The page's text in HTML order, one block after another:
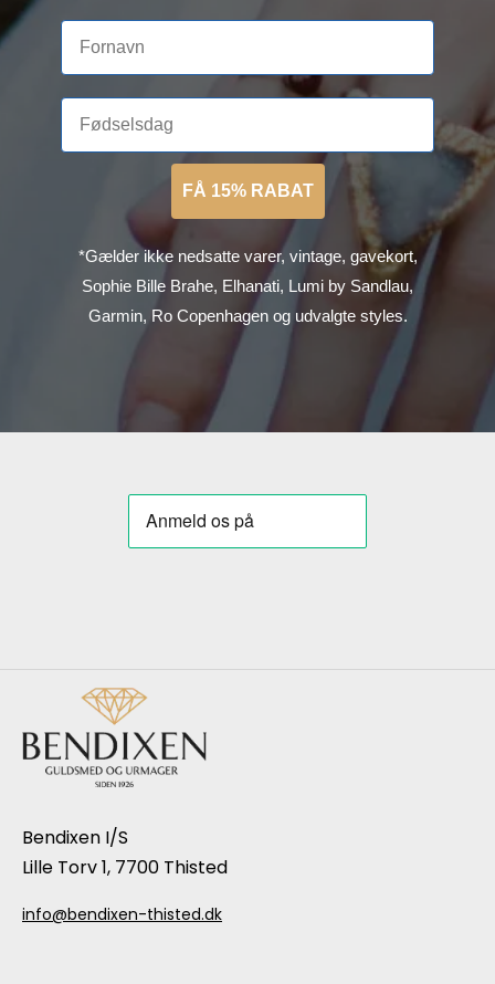
FÅ 15% RABAT
*Gælder ikke nedsatte varer, vintage, gavekort,
Sophie Bille Brahe, Elhanati, Lumi by Sandlau,
Garmin, Ro Copenhagen og udvalgte styles.
Bendixen I/S
Lille Torv 1, 7700 Thisted
info@bendixen-thisted.dk